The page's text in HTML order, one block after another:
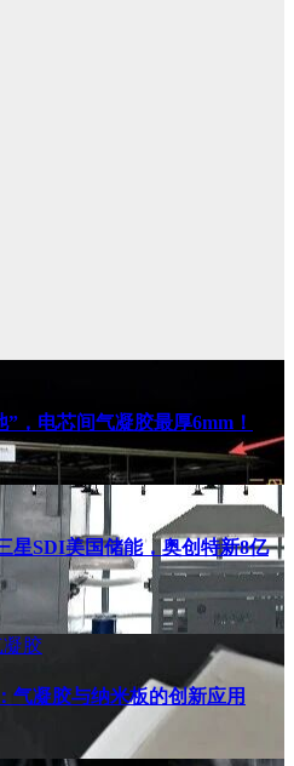
，电芯间气凝胶最厚6mm！
星SDI美国储能，奥创特新8亿
凝胶
气凝胶与纳米板的创新应用